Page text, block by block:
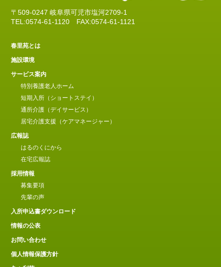
〒509-0247 岐阜県可児市塩河2709-1
TEL:0574-61-1120
FAX:0574-61-1121
春里苑とは
施設環境
サービス案内
特別養護老人ホーム
短期入所（ショートステイ）
通所介護（デイサービス）
居宅介護支援（ケアマネージャー）
広報誌
はるのくにから
在宅広報誌
採用情報
募集要項
先輩の声
入所申込書ダウンロード
情報の公表
お問い合わせ
個人情報保護方針